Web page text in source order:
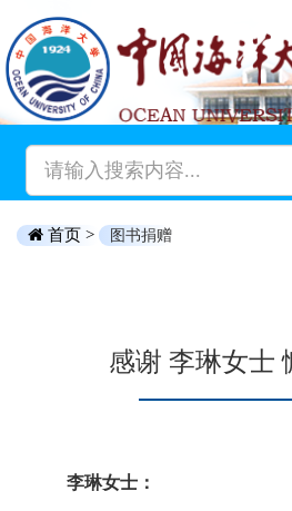
首页 > 图书捐赠
感谢 李琳女士
李琳女士：